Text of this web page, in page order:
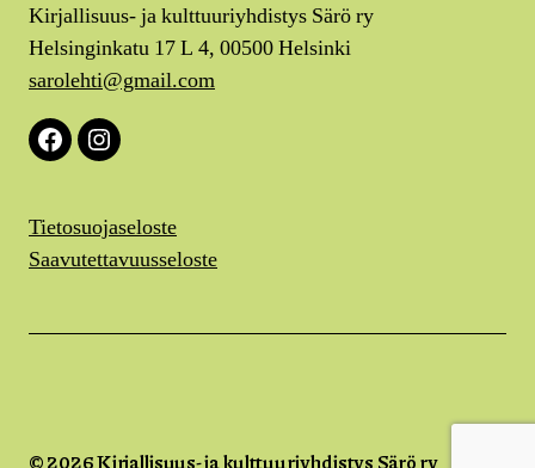
Kirjallisuus- ja kulttuuriyhdistys Särö ry
Helsinginkatu 17 L 4, 00500 Helsinki
sarolehti@gmail.com
FacebookInstagram
Tietosuojaseloste
Saavutettavuusseloste
© 2026Kirjallisuus- ja kulttuuriyhdistys Särö ry